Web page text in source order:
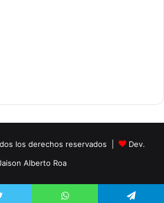
los derechos reservados |
Dev.
Alberto Roa